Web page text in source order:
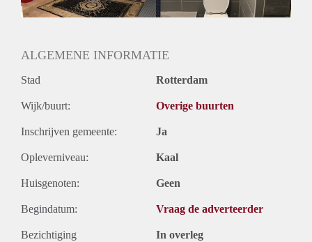
ALGEMENE INFORMATIE
Stad Rotterdam
Wijk/buurt: Overige buurten
Inschrijven gemeente: Ja
Opleverniveau: Kaal
Huisgenoten: Geen
Begindatum: Vraag de adverteerder
Bezichtiging In overleg